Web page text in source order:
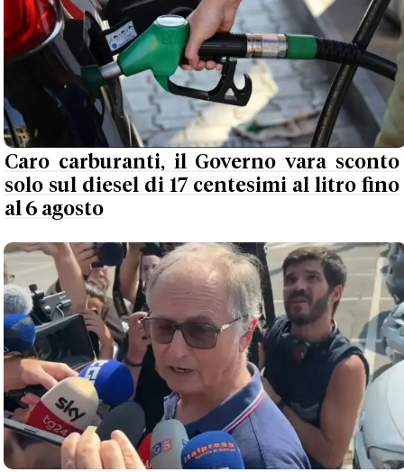
Caro carburanti, il Governo vara sconto
solo sul diesel di 17 centesimi al litro fino
al 6 agosto